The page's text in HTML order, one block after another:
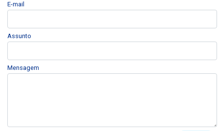
E-mail
Assunto
Mensagem